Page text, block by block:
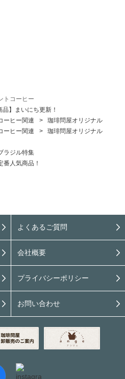
トコーヒー
】まいにち更新！
ーヒー関連 >
珈琲問屋オリジナル
ーヒー関連 >
珈琲問屋オリジナル
ラジル特集
番人気商品！
よくあるご質問
会社概要
プライバシーポリシー
お問い合わせ